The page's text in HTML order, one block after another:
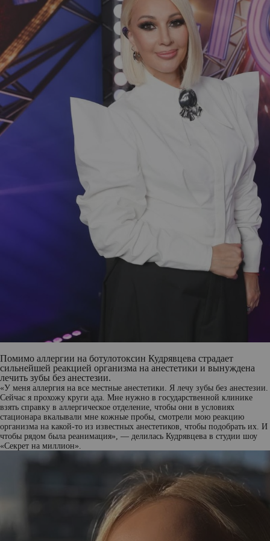
Помимо аллергии на ботулотоксин Кудрявцева страдает
сильнейшей реакцией организма на анестетики и вынуждена
лечить зубы без анестезии.
«У меня аллергия на все местные анестетики. Я лечу зубы без анестезии.
Сейчас я прохожу круги ада. Мне нужно в государственной клинике
взять справку в аллергическое отделение, чтобы они в условиях
стационара вкалывали мне кожные пробы, смотрели мою реакцию
организма на какой-то из известных анестетиков, чтобы подобрать их. И
чтобы рядом была реанимация», — делилась Кудрявцева в студии шоу
«Секрет на миллион».